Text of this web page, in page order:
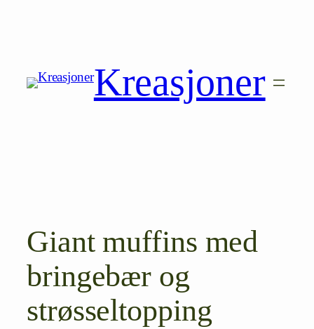
Kreasjoner
Giant muffins med
bringebær og
strøsseltopping